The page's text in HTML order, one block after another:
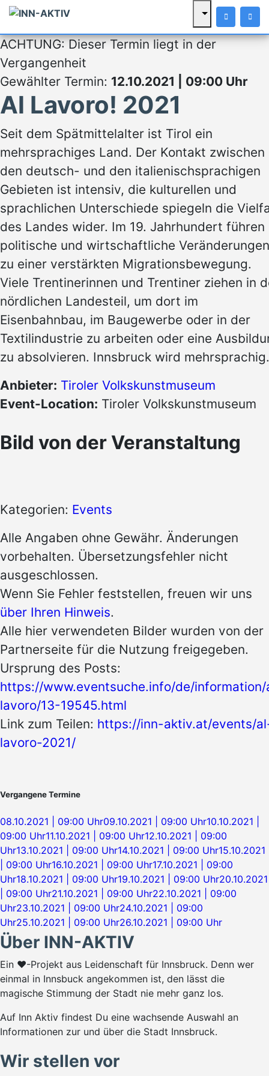
ACHTUNG: Dieser Termin liegt in der
Vergangenheit
Gewählter Termin: 12.10.2021 | 09:00 Uhr
Al Lavoro! 2021
Seit dem Spätmittelalter ist Tirol ein
mehrsprachiges Land. Der Kontakt zwischen
den deutsch- und den italienischsprachigen
Gebieten ist intensiv, die kulturellen und
sprachlichen Unterschiede spiegeln die
des Landes wider. Im 19. Jahrhundert führen
politische und wirtschaftliche Veränderungen
zu einer verstärkten Migrationsbewegung.
Viele Trentinerinnen und Trentiner ziehen in
nördlichen Landesteil, um dort im
Eisenbahnbau, im Baugewerbe oder in der
Textilindustrie zu arbeiten oder eine
zu absolvieren. Innsbruck wird mehrsprachig.
Anbieter: Tiroler Volkskunstmuseum
Event-Location: Tiroler Volkskunstmuseum
Bild von der Veranstaltung
Kategorien: Events
Alle Angaben ohne Gewähr. Änderungen
vorbehalten. Übersetzungsfehler nicht
ausgeschlossen.
Wenn Sie Fehler feststellen, freuen wir uns
über Ihren Hinweis.
Alle hier verwendeten Bilder wurden von der
Partnerseite für die Nutzung freigegeben.
Ursprung des Posts:
https://www.eventsuche.info/de/
lavoro/13-19545.html
Link zum Teilen: https://inn-aktiv.at/events/
lavoro-2021/
Vergangene Termine
08.10.2021 | 09:00 Uhr09.10.2021 | 09:00 Uhr10.10.2021 |
09:00 Uhr11.10.2021 | 09:00 Uhr12.10.2021 | 09:00
Uhr13.10.2021 | 09:00 Uhr14.10.2021 | 09:00 Uhr15.10.2021
| 09:00 Uhr16.10.2021 | 09:00 Uhr17.10.2021 | 09:00
Uhr18.10.2021 | 09:00 Uhr19.10.2021 | 09:00 Uhr20.10.2021
| 09:00 Uhr21.10.2021 | 09:00 Uhr22.10.2021 | 09:00
Uhr23.10.2021 | 09:00 Uhr24.10.2021 | 09:00
Uhr25.10.2021 | 09:00 Uhr26.10.2021 | 09:00 Uhr
Über INN-AKTIV
Ein ♥-Projekt aus Leidenschaft für Innsbruck. Denn wer
einmal in Innsbuck angekommen ist, den lässt die
magische Stimmung der Stadt nie mehr ganz los.
Auf Inn Aktiv findest Du eine wachsende Auswahl an
Informationen zur und über die Stadt Innsbruck.
Wir stellen vor